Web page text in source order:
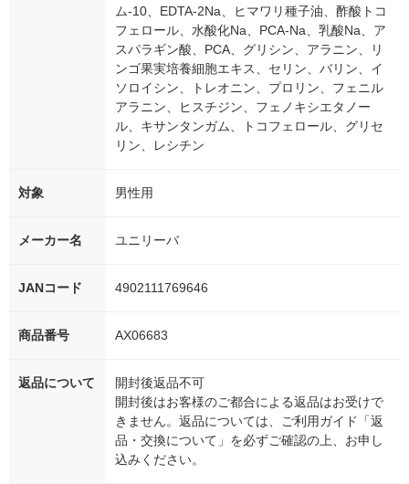
ム-10、EDTA-2Na、ヒマワリ種子油、酢酸トコ
フェロール、水酸化Na、PCA-Na、乳酸Na、ア
スパラギン酸、PCA、グリシン、アラニン、リ
ンゴ果実培養細胞エキス、セリン、バリン、イ
ソロイシン、トレオニン、プロリン、フェニル
アラニン、ヒスチジン、フェノキシエタノー
ル、キサンタンガム、トコフェロール、グリセ
リン、レシチン
対象 男性用
メーカー名 ユニリーバ
JANコード 4902111769646
商品番号 AX06683
返品について
開封後返品不可
開封後はお客様のご都合による返品はお受けで
きません。返品については、ご利用ガイド「返
品・交換について」を必ずご確認の上、お申し
込みください。